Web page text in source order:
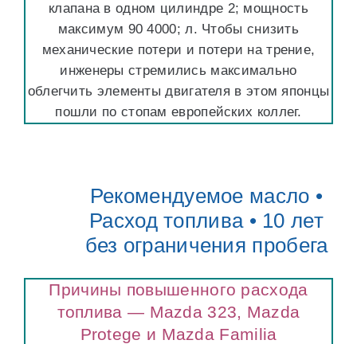
клапана в одном цилиндре 2; мощность
максимум 90 4000; л. Чтобы снизить
механические потери и потери на трение,
инженеры стремились максимально
облегчить элементы двигателя в этом японцы
пошли по стопам европейских коллег.
Рекомендуемое масло •
Расход топлива • 10 лет
без ограничения пробега
Причины повышенного расхода
топлива — Mazda 323, Mazda
Protege и Mazda Familia